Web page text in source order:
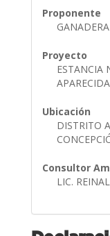
Proponente
Proyecto
ESTANCIA
APARECIDA
Ubicación
DISTRITO
Consultor
LIC.